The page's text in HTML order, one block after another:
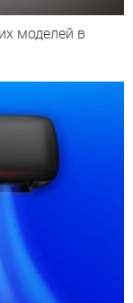
моделей в